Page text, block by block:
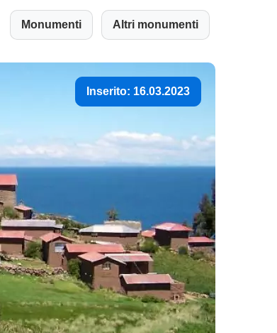
Monumenti Altri monumenti
Inserito: 16.03.2023